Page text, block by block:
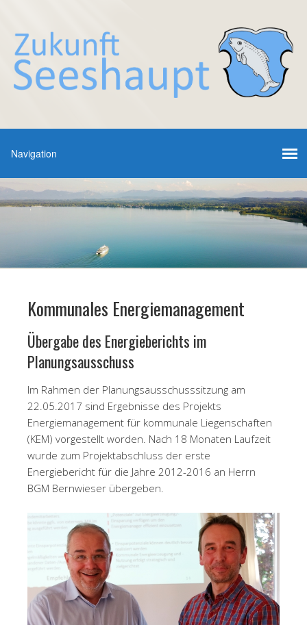
Kommunales Energiemanagement
Übergabe des Energieberichts im
Planungsausschuss
Im Rahmen der Planungsausschusssitzung am
22.05.2017 sind Ergebnisse des Projekts
Energiemanagement für kommunale Liegenschaften
(KEM) vorgestellt worden. Nach 18 Monaten Laufzeit
wurde zum Projektabschluss der erste
Energiebericht für die Jahre 2012-2016 an Herrn
BGM Bernwieser übergeben.